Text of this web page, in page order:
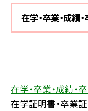
在学・卒業・成績
在学・卒業・成績
在学証明書・卒業